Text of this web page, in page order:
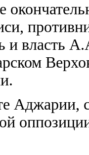
и власть
Аджарии,